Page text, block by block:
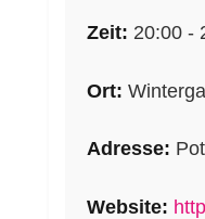
Zeit: 20:00 -
Ort:
Adresse:
Website: